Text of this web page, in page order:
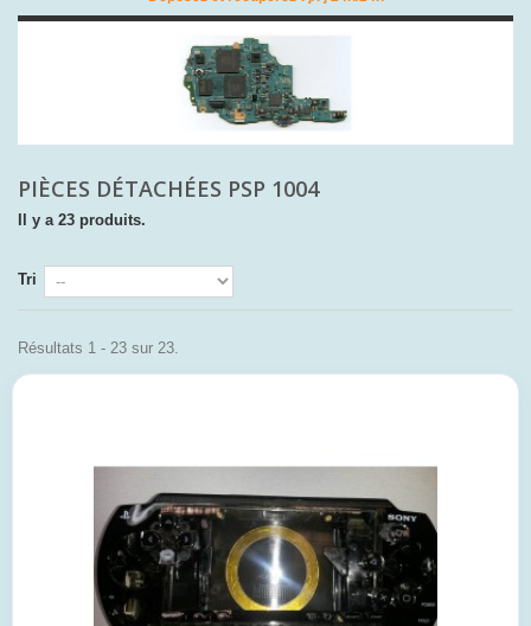
PIÈCES DÉTACHÉES PSP 1004
Il y a 23 produits.
Tri
Résultats 1 - 23 sur 23.